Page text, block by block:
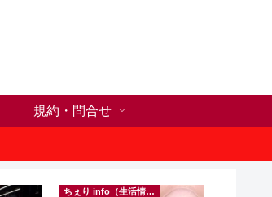
規約・問合せ
ちぇり info（生活情報）